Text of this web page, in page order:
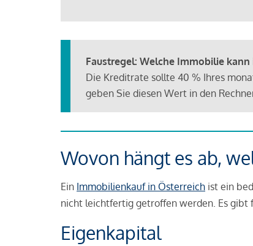
Faustregel: Welche Immobilie kann
Die Kreditrate sollte 40 % Ihres
geben Sie diesen Wert in den
Wovon hängt es ab,
Ein Immobilienkauf in Österreich ist ein
nicht leichtfertig getroffen werden. Es gibt
Eigenkapital